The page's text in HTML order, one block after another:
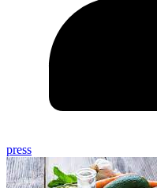
press